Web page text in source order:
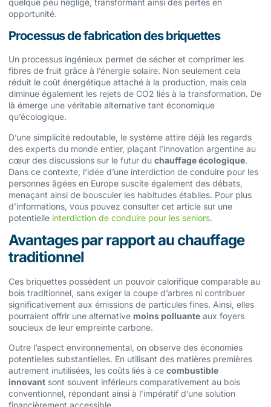
opportunité.
Processus de fabrication des briquettes
Un processus ingénieux permet de sécher et comprimer les
fibres de fruit grâce à l’énergie solaire. Non seulement cela
réduit le coût énergétique attaché à la production, mais cela
diminue également les rejets de CO2 liés à la transformation. De
là émerge une véritable alternative tant économique
qu’écologique.
D’une simplicité redoutable, le système attire déjà les regards
des experts du monde entier, plaçant l’innovation argentine au
cœur des discussions sur le futur du chauffage écologique.
Dans ce contexte, l’idée d’une interdiction de conduire pour les
personnes âgées en Europe suscite également des débats,
menaçant ainsi de bousculer les habitudes établies. Pour plus
d’informations, vous pouvez consulter cet article sur une
potentielle interdiction de conduire pour les seniors.
Avantages par rapport au chauffage
traditionnel
Ces briquettes possèdent un pouvoir calorifique comparable au
bois traditionnel, sans exiger la coupe d’arbres ni contribuer
significativement aux émissions de particules fines. Ainsi, elles
pourraient offrir une alternative moins polluante aux foyers
soucieux de leur empreinte carbone.
Outre l’aspect environnemental, on observe des économies
potentielles substantielles. En utilisant des matières premières
autrement inutilisées, les coûts liés à ce combustible
innovant sont souvent inférieurs comparativement au bois
conventionnel, répondant ainsi à l’impératif d’une solution